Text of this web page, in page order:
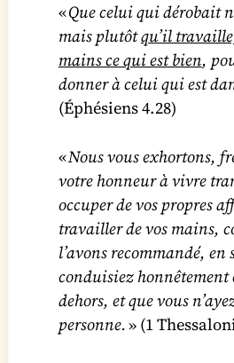
«Que celui qui dérobait
mais plutôtqu’il
mains ce qui est bien,
donner à celui qui est
(Éphésiens 4.28)
«Nous vous exhortons,
votre honneur à vivre
occuper de vos propres
travailler de vos mains,
l’avons recommandé, en
conduisiez honnêtement
dehors, et que vous
personne.» (1